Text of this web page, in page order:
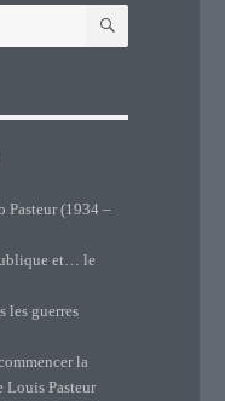
Pasteur (1934 –
et… le
les guerres
la
Louis Pasteur